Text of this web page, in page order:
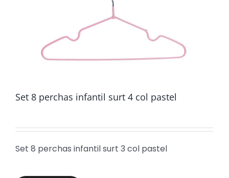
Set 8 perchas infantil surt 4 col pastel
Set 8 perchas infantil surt 3 col pastel